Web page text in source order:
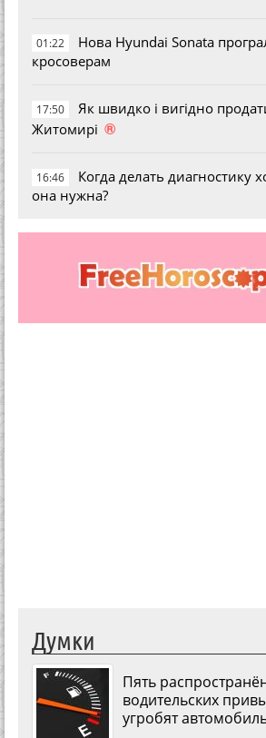
01:22
Нова Hyundai Sonata
кросоверам
17:50
Як швидко і вигідно
Житомирі ®
16:46
Когда делать диагностику
она нужна?
Думки
Пять
водительских
угробят